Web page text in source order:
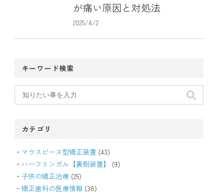
が痛い原因と対処法
2025/4/2
キーワード検索
カテゴリ
マウスピース型矯正装置 (43)
ハーフリンガル【裏側装置】
(9)
子供の矯正治療 (25)
矯正歯科の医療情報 (38)